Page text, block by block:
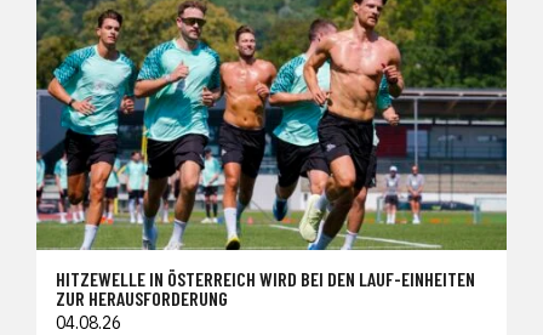
HITZEWELLE IN ÖSTERREICH WIRD BEI DEN LAUF-EINHEITEN
ZUR HERAUSFORDERUNG
04.08.26